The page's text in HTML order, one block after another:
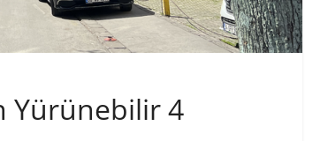
Yürünebilir 4